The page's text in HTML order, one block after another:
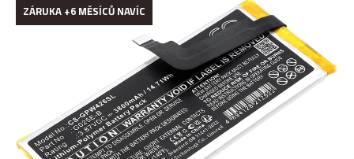
ZÁRUKA +6 MĚSÍCŮ NAVÍC